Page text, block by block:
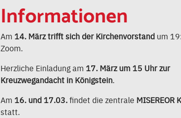
Informationen
Am 14. März trifft sich der Kirchenvorstand um
Zoom.
Herzliche Einladung am 17. März um 15 Uhr zur
Kreuzwegandacht in Königstein.
Am 16. und 17.03.findet die zentrale MISEREOR
statt.